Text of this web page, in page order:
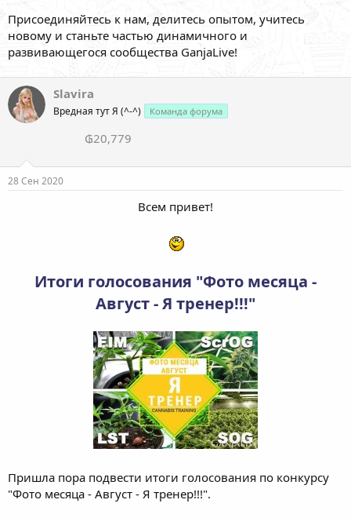
Присоединяйтесь к нам, делитесь опытом, учитесь
новому и станьте частью динамичного и
развивающегося сообщества GanjaLive!
Slavira
Вредная тут Я (^-^) Команда форума
₲20,779
28 Сен 2020
Всем привет!​
Итоги голосования "Фото месяца -
Август - Я тренер!!!"
Пришла пора подвести итоги голосования по конкурсу
"Фото месяца - Август - Я тренер!!!".